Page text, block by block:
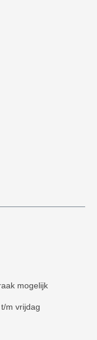
mogelijk
m vrijdag